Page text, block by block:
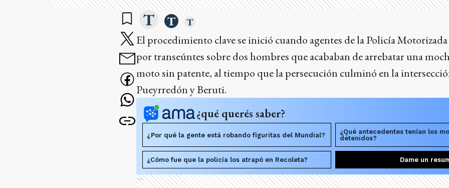
El procedimiento clave se inició cuando agentes de la Policía
por transeúntes sobre dos hombres que acababan de arrebatar una
moto sin patente, al tiempo que la persecución culminó en la
Pueyrredón y Beruti.
¿qué querés saber?
¿Por qué la gente está robando figuritas del Mundial?
¿Qué antecedentes tenían los
detenidos?
¿Cómo fue que la policía los atrapó en Recoleta? Dame un
Ads